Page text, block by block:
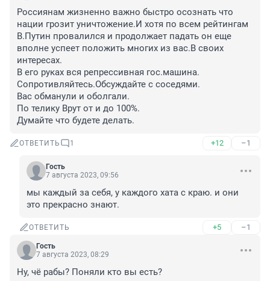
Россиянам жизненно важно быстро осознать что
нации грозит уничтожение.И хотя по всем рейтингам
В.Путин провалился и продолжает падать он еще
вполне успеет положить многих из вас.В своих
интересах.
В его руках вся репрессивная гос.машина.
Сопротивляйтесь.Обсуждайте с соседями.
Вас обманули и оболгали.
По телику Врут от и до 100%.
Думайте что будете делать.
ОТВЕТИТЬ 1 +12 –1
Гость
7 августа 2023, 09:56
мы каждый за себя, у каждого хата с краю. и они
это прекрасно знают.
ОТВЕТИТЬ +5 –1
Гость
7 августа 2023, 08:29
Ну, чё рабы? Поняли кто вы есть?